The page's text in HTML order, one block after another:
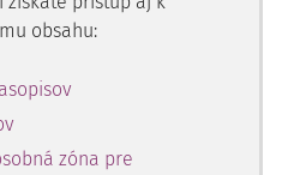
obsahu:
zóna pre